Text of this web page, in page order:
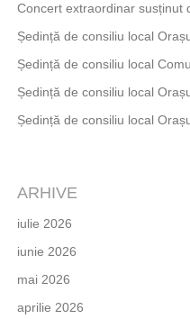
Concert extraordinar susținut
Ședință de consiliu local
Ședință de consiliu local
Ședință de consiliu local
Ședință de consiliu local
ARHIVE
iulie 2026
iunie 2026
mai 2026
aprilie 2026